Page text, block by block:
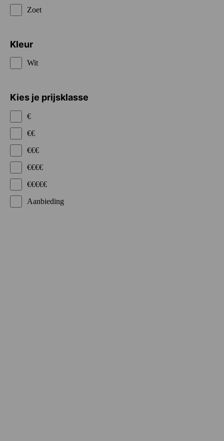
Zoet
Kleur
Wit
Kies je prijsklasse
€
€€
€€€
€€€€
€€€€€
Aanbieding